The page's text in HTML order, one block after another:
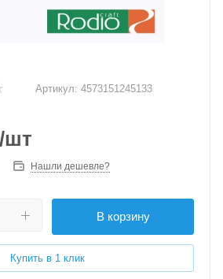
Артикул: 4573151245133
/шт
Нашли дешевле?
В корзину
Купить в 1 клик